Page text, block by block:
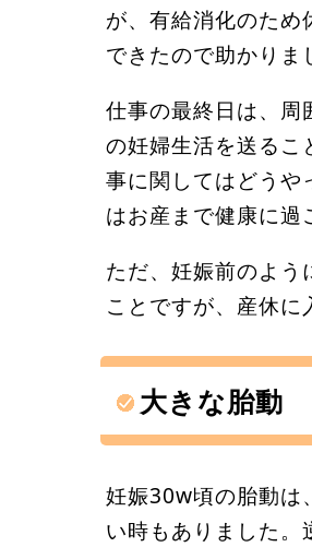
が、有給消化のため
できたので助かりま
仕事の最終日は、周
の妊婦生活を送るこ
事に関してはどうや
はお産まで健康に過
ただ、妊娠前のよう
ことですが、産休に
大きな胎動
妊娠30w頃の胎動は
い時もありました。